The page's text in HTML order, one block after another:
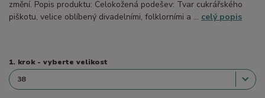
změní. Popis produktu: Celokožená podešev: Tvar cukrářského
piškotu, velice oblíbený divadelními, folklorními a ... celý popis
1. krok - vyberte velikost